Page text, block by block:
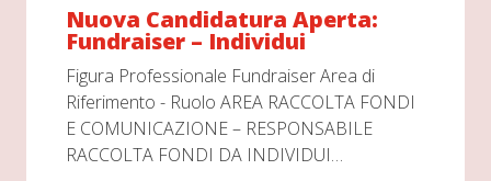
Nuova Candidatura Aperta:
Fundraiser – Individui
Figura Professionale Fundraiser Area di
Riferimento - Ruolo AREA RACCOLTA FONDI
E COMUNICAZIONE – RESPONSABILE
RACCOLTA FONDI DA INDIVIDUI…